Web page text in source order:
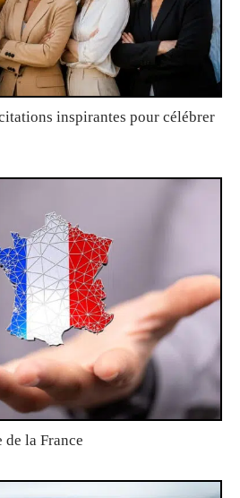
inspirantes pour célébrer
la France